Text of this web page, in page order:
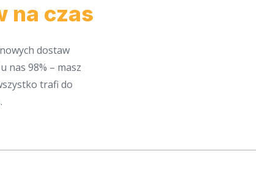
na czas
dostaw
nas 98% – masz
trafi do